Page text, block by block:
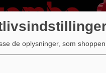
de oplysninger, som shoppen